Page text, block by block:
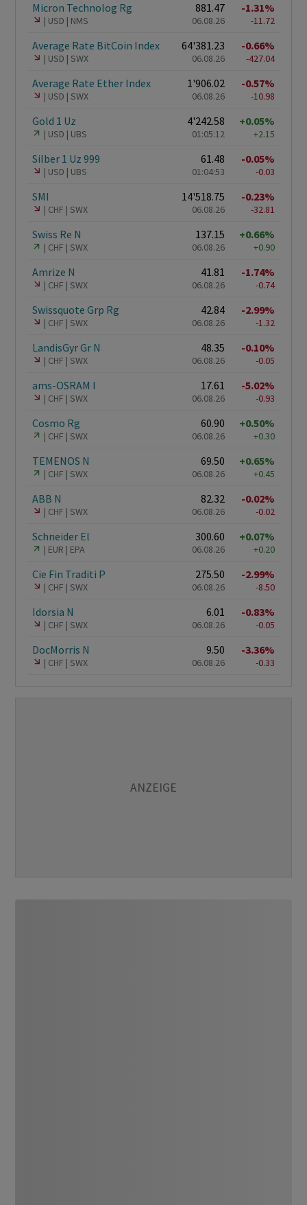
Micron Technolog Rg
USD NMS
881.47
06.08.26
-1.31%
-11.72
Average Rate BitCoin Index
USD SWX
64'381.23
06.08.26
-0.66%
-427.04
Average Rate Ether Index
USD SWX
1'906.02
06.08.26
-0.57%
-10.98
Gold 1 Uz
USD UBS
4'242.58
01:05:12
+0.05%
+2.15
Silber 1 Uz 999
USD UBS
61.48
01:04:53
-0.05%
-0.03
SMI
CHF SWX
14'518.75
06.08.26
-0.23%
-32.81
Swiss Re N
CHF SWX
137.15
06.08.26
+0.66%
+0.90
Amrize N
CHF SWX
41.81
06.08.26
-1.74%
-0.74
Swissquote Grp Rg
CHF SWX
42.84
06.08.26
-2.99%
-1.32
LandisGyr Gr N
CHF SWX
48.35
06.08.26
-0.10%
-0.05
ams-OSRAM I
CHF SWX
17.61
06.08.26
-5.02%
-0.93
Cosmo Rg
CHF SWX
60.90
06.08.26
+0.50%
+0.30
TEMENOS N
CHF SWX
69.50
06.08.26
+0.65%
+0.45
ABB N
CHF SWX
82.32
06.08.26
-0.02%
-0.02
Schneider El
EUR EPA
300.60
06.08.26
+0.07%
+0.20
Cie Fin Traditi P
CHF SWX
275.50
06.08.26
-2.99%
-8.50
Idorsia N
CHF SWX
6.01
06.08.26
-0.83%
-0.05
DocMorris N
CHF SWX
9.50
06.08.26
-3.36%
-0.33